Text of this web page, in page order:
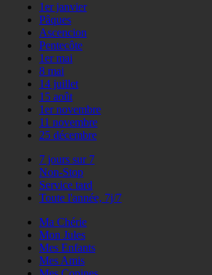
1er janvier
Pâques
Ascencion
Pentecôte
1er mai
8 mai
14 juillet
15 août
1er novembre
11 novembre
25 décembre
7 jours sur 7
Non-Stop
Service tard
Toute l'année, 7j/7
Ma Chérie
Mon Jules
Mes Enfants
Mes Amis